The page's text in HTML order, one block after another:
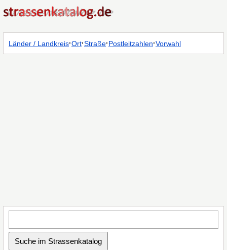
Länder / Landkreis·Ort·Straße·Postleitzahlen·Vorwahl